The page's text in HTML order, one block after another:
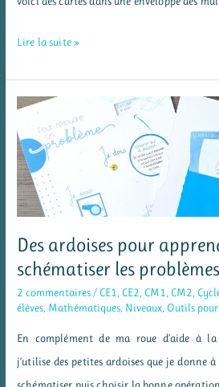
Enveloppes
et
divisions
–
MHM
Lire la suite »
Des ardoises pour
schématiser les problèmes
2 commentaires / CE1 CE2 CM1 CM2
élèves Mathématiques Niveaux Outils
En complément de ma roue d’aide à la
j’utilise des petites ardoises que je donne
schématiser puis choisir la bonne opération.